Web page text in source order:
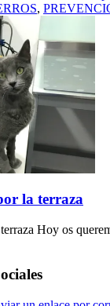
,
la terraza
Hoy os